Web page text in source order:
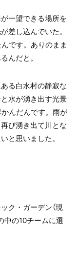
一望できる場所を
差し込んでいた。
です。ありのまま
んだと。
る白水村の静寂な
水が湧き出す光景
んだんです。雨が
び湧き出て川とな
と思いました。
ク・ガーデン（現
中の10チームに選